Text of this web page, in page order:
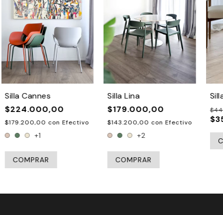
Silla Cannes
$224.000,00
$179.200,00 con Efectivo
+1
COMPRAR
Silla Lina
$179.000,00
$143.200,00 con Efectivo
+2
COMPRAR